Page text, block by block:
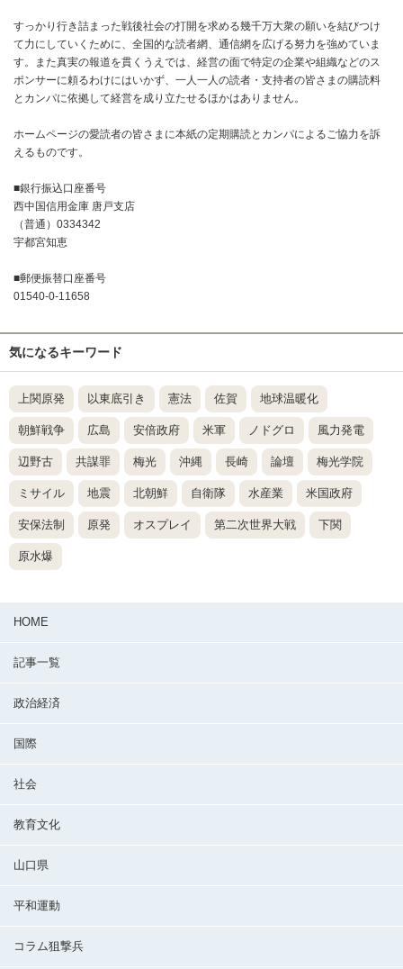
すっかり行き詰まった戦後社会の打開を求める幾千万大衆の願いを結びつけ
て力にしていくために、全国的な読者網、通信網を広げる努力を強めていま
す。また真実の報道を貫くうえでは、経営の面で特定の企業や組織などのス
ポンサーに頼るわけにはいかず、一人一人の読者・支持者の皆さまの購読料
とカンパに依拠して経営を成り立たせるほかはありません。
ホームページの愛読者の皆さまに本紙の定期購読とカンパによるご協力を訴
えるものです。
■銀行振込口座番号
西中国信用金庫 唐戸支店
（普通）0334342
宇都宮知恵
■郵便振替口座番号
01540-0-11658
気になるキーワード
上関原発 以東底引き 憲法 佐賀 地球温暖化
朝鮮戦争 広島 安倍政府 米軍 ノドグロ 風力発電
辺野古 共謀罪 梅光 沖縄 長崎 論壇 梅光学院
ミサイル 地震 北朝鮮 自衛隊 水産業 米国政府
安保法制 原発 オスプレイ 第二次世界大戦 下関
原水爆
HOME
記事一覧
政治経済
国際
社会
教育文化
山口県
平和運動
コラム狙撃兵